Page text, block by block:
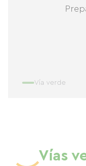
Vía verde
Vías